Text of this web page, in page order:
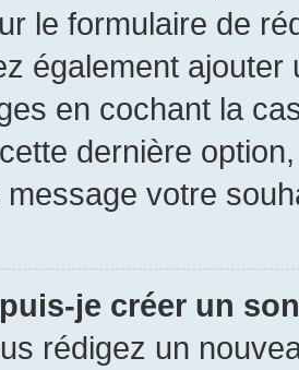
le formulaire de
également
en cochant la
dernière
votre
je créer un
rédigez un